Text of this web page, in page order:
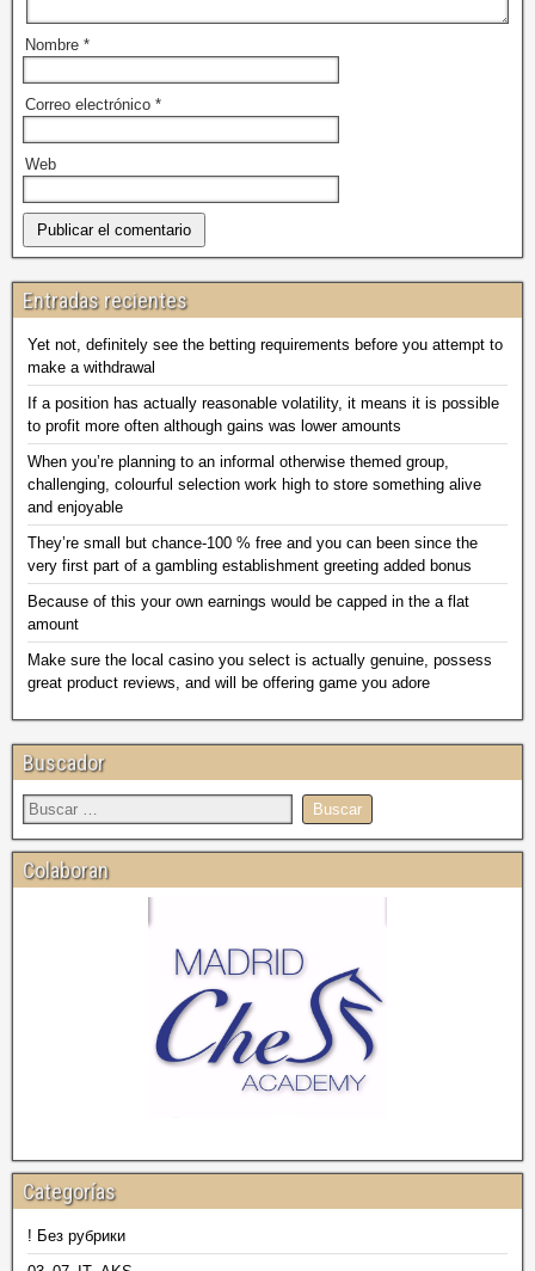
Nombre *
Correo electrónico *
Web
Entradas recientes
Yet not, definitely see the betting requirements before you attempt to
make a withdrawal
If a position has actually reasonable volatility, it means it is possible
to profit more often although gains was lower amounts
When you’re planning to an informal otherwise themed group,
challenging, colourful selection work high to store something alive
and enjoyable
They’re small but chance-100 % free and you can been since the
very first part of a gambling establishment greeting added bonus
Because of this your own earnings would be capped in the a flat
amount
Make sure the local casino you select is actually genuine, possess
great product reviews, and will be offering game you adore
Buscador
Colaboran
Categorías
! Без рубрики